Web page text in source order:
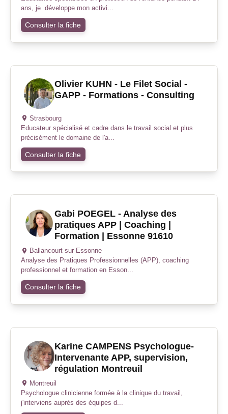
ans, je développe mon activi...
Consulter la fiche
Olivier KUHN - Le Filet Social -
GAPP - Formations - Consulting
Strasbourg
Educateur spécialisé et cadre dans le travail social et plus
précisément le domaine de l'a...
Consulter la fiche
Gabi POEGEL - Analyse des
pratiques APP | Coaching |
Formation | Essonne 91610
Ballancourt-sur-Essonne
Analyse des Pratiques Professionnelles (APP), coaching
professionnel et formation en Esson...
Consulter la fiche
Karine CAMPENS Psychologue-
Intervenante APP, supervision,
régulation Montreuil
Montreuil
Psychologue clinicienne formée à la clinique du travail,
j'interviens auprès des équipes d...